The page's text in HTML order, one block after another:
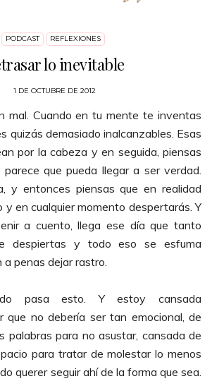
PODCAST REFLEXIONES
lo inevitable
1 DE OCTUBRE DE 2012
mal. Cuando en tu mente te inventas
quizás demasiado inalcanzables. Esas
por la cabeza y en seguida, piensas
que pueda llegar a ser verdad.
y entonces piensas que en realidad
y en cualquier momento despertarás. Y
a cuento, llega ese día que tanto
despiertas y todo eso se esfuma
penas dejar rastro.
pasa esto. Y estoy cansada
que no debería ser tan emocional, de
palabras para no asustar, cansada de
para tratar de molestar lo menos
querer seguir ahí de la forma que sea.